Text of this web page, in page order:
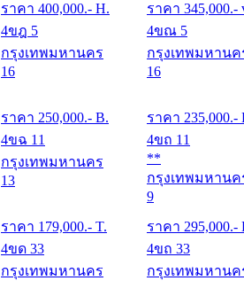
ราคา 400,000.- H. ราคา 345,000.-
4ขฎ 5
กรุงเทพมหานคร
16
ราคา 250,000.- B.
4ขณ 5
กรุงเทพมหานค
16
ราคา 235,000.-
4ขฉ 11
กรุงเทพมหานคร
13
ราคา 179,000.- T.
4ขถ 11
**
กรุงเทพมหานค
9
ราคา 295,000.-
4ขด 33
กรุงเทพมหานคร
4ขถ 33
กรุงเทพมหานค